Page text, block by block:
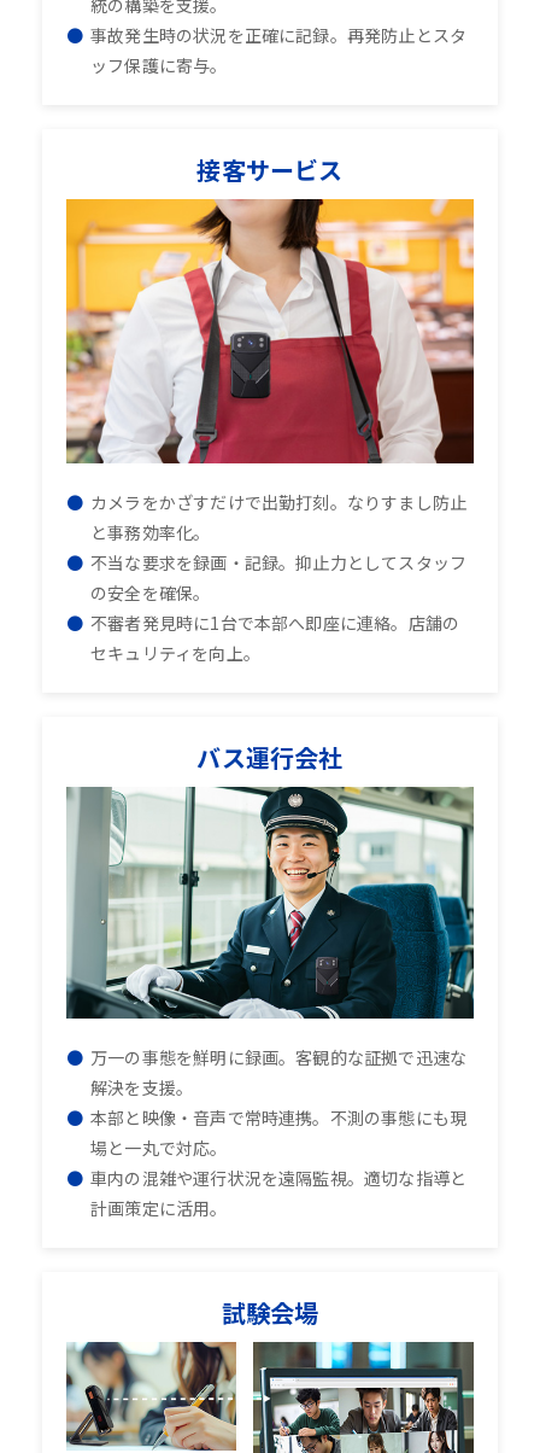
統の構築を支援。
事故発生時の状況を正確に記録。再発防止とスタ
ッフ保護に寄与。
接客サービス
カメラをかざすだけで出勤打刻。なりすまし防止
と事務効率化。
不当な要求を録画・記録。抑止力としてスタッフ
の安全を確保。
不審者発見時に1台で本部へ即座に連絡。店舗の
セキュリティを向上。
バス運行会社
万一の事態を鮮明に録画。客観的な証拠で迅速な
解決を支援。
本部と映像・音声で常時連携。不測の事態にも現
場と一丸で対応。
車内の混雑や運行状況を遠隔監視。適切な指導と
計画策定に活用。
試験会場